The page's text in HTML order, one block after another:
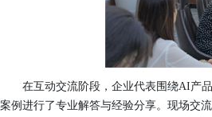
在互动交流阶段，企业代表围绕AI产
案例进行了专业解答与经验分享。现场交